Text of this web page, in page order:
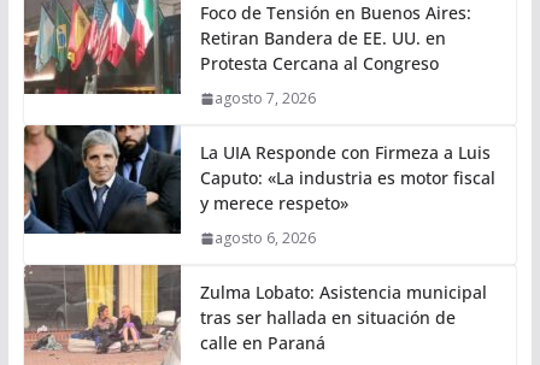
Foco de Tensión en Buenos Aires:
Retiran Bandera de EE. UU. en
Protesta Cercana al Congreso
agosto 7, 2026
La UIA Responde con Firmeza a Luis
Caputo: «La industria es motor fiscal
y merece respeto»
agosto 6, 2026
Zulma Lobato: Asistencia municipal
tras ser hallada en situación de
calle en Paraná